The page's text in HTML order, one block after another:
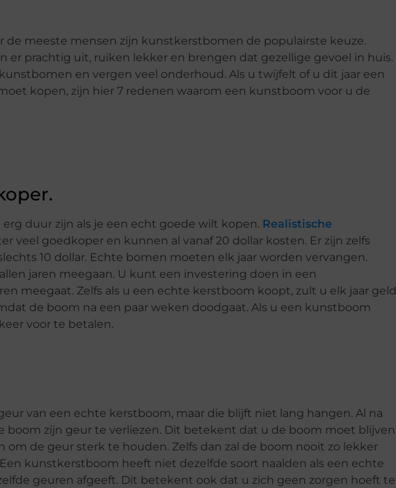
de meeste mensen zijn kunstkerstbomen de populairste keuze.
er prachtig uit, ruiken lekker en brengen dat gezellige gevoel in huis.
en vergen veel onderhoud. Als u twijfelt of u dit jaar een
kopen, zijn hier 7 redenen waarom een kunstboom voor u de
duur zijn als je een echt goede wilt kopen. Realistische
veel goedkoper en kunnen al vanaf 20 dollar kosten. Er zijn zelfs
10 dollar. Echte bomen moeten elk jaar worden vervangen.
jaren meegaan. U kunt een investering doen in een
meegaat. Zelfs als u een echte kerstboom koopt, zult u elk jaar geld
de boom na een paar weken doodgaat. Als u een kunstboom
voor te betalen.
van een echte kerstboom, maar die blijft niet lang hangen. Al na
boom zijn geur te verliezen. Dit betekent dat u de boom moet blijven
om de geur sterk te houden. Zelfs dan zal de boom nooit zo lekker
kunstkerstboom heeft niet dezelfde soort naalden als een echte
geuren afgeeft. Dit betekent ook dat u zich geen zorgen hoeft te